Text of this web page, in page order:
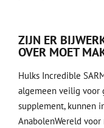
ZIJN ER
OVER MOET
Hulks Incredible
algemeen veilig voor
supplement, kunnen
AnabolenWereld